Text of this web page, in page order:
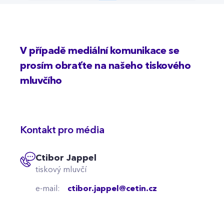
V případě mediální komunikace se
prosím obraťte na našeho tiskového
mluvčího
Kontakt pro média
Ctibor Jappel
tiskový mluvčí
e-mail: ctibor.jappel@cetin.cz